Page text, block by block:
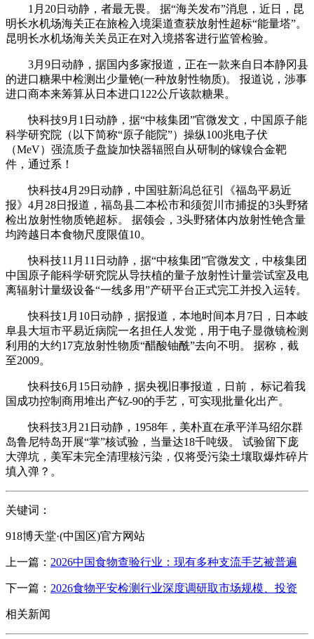
1月20日动静，者最无畏。 据“海关发布”消息，近日，昆
明长水机场海关正在旅检入境渠道查获放射性超标“能量塔”。
昆明长水机场海关关员正在对入境搭客进行监管检验。
3月9日动静，据国内多家报道，正在一款来自日本静冈县
的进口糖果中检测出少量铯(一种放射性物质)。 报道说，涉事
进口商本来筹算从日本进口122公斤该款糖果。
快科技9月1日动静，据“中核集团”官微发文，中国原子能
科学研究院（以下简称“原子能院”）操纵100兆电子伏
（MeV）强流质子盘旋加快器辐照自从研制的镓镍合金靶
件，通过系！
快科技4月29日动静，中国驻新潟总征引《福岛平易近
报》4月28日报道，福岛县二本松市和须贺川市捕捉的3头野猪
检出放射性物质铯超标。 据领会，3头野猪体内放射性铯含量
均跨越日本食物尺度限值10。
快科技11月11日动静，据“中核集团”官微发文，中核集团
中国原子能科学研究院从导扶植的量子放射性计量尝试室及电
离辐射计量级设备“一线多用”产研平台正式完工并投入运转。
快科技1月10日动静，据报道，本地时间本月7日，日本岐
阜县大垣市平易近病院一名担任人发觉，用于电子显微镜检测
利用的大约17克放射性物质“醋酸铀酰”去向不明。 据称，截
至2009。
快科技6月15日动静，据央视旧事报道，日前， 标记着我
国成功控制商用堆出产钇-90的手艺，可实现批量化出产。
快科技3月21日动静，1958年，美朴直在承平洋马绍尔群
岛鲁尼特岛开展“掌”核试验，当量达18千吨级。 试验留下庞
大弹坑，美军未完全清理核污染，仅将受污染土壤取爆炸碎片
填入弹？。
关键词：
918博天堂·(中国区)官方网站
上一篇： 2026中国食物查验行业：现有多种支流手艺被普遍
下一篇： 2026食物平安检测行业深度调研取市场规模、投资
相关新闻